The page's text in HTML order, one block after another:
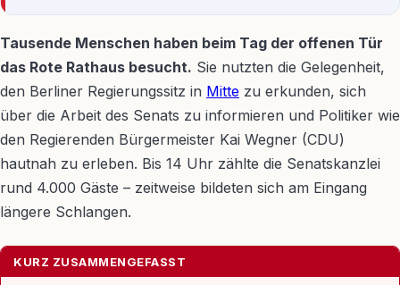
Tausende Menschen haben beim Tag der offenen Tür
das Rote Rathaus besucht. Sie nutzten die Gelegenheit,
den Berliner Regierungssitz in Mitte zu erkunden, sich
über die Arbeit des Senats zu informieren und Politiker wie
den Regierenden Bürgermeister Kai Wegner (CDU)
hautnah zu erleben. Bis 14 Uhr zählte die Senatskanzlei
rund 4.000 Gäste – zeitweise bildeten sich am Eingang
längere Schlangen.
KURZ ZUSAMMENGEFASST